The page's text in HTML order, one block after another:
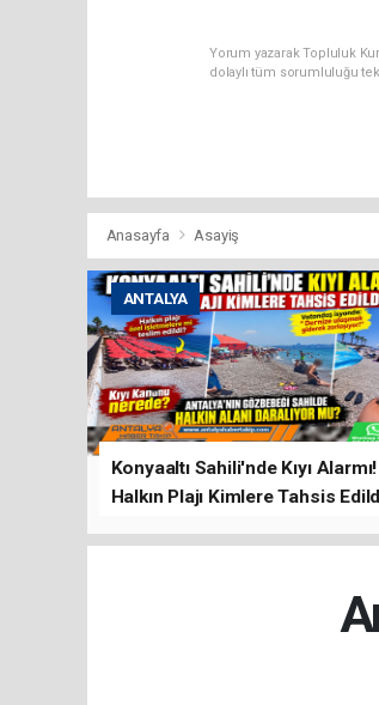
Yorum yazarak Topluluk
dolaylı tüm sorumluluğu
Anasayfa Asayiş
ANTALYA
Konyaaltı Sahili'nde Kıyı Alarmı!
Halkın Plajı Kimlere Tahsis